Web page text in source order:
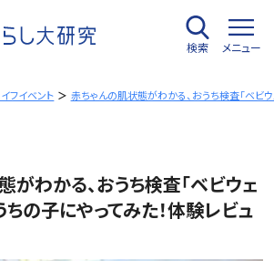
検索 メニュー
フイベント 赤ちゃんの肌状態がわかる、おうち検査「ベビ
がわかる、おうち検査「ベビウェ
ちの子にやってみた！体験レビュ